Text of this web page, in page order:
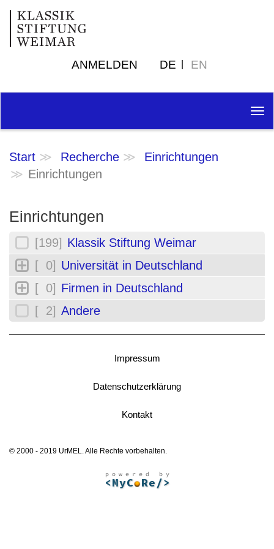
ANMELDEN DE EN
Start Recherche
Einrichtungen
Einrichtungen
Einrichtungen
[199] Klassik Stiftung Weimar
[ 0] Universität in Deutschland
[ 0] Firmen in Deutschland
[ 2] Andere
Impressum
Datenschutzerklärung
Kontakt
© 2000 - 2019 UrMEL. Alle Rechte vorbehalten.